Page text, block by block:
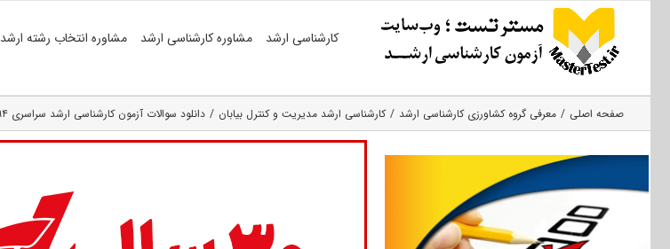
کارشناسی ارشد مشاوره کارشناسی ارشد مشاوره انتخاب رشته ارشد
صفحه اصلی معرفی گروه کشاورزی کارشناسی ارشد کارشناسی ارشد مدیریت و کنترل بیابان دانلود سوالات آزمون کارشناسی ارشد سراسری ۹۴ مجموعه مهندسی منابع طبیعی- بیابان کد ۱۳۲۱